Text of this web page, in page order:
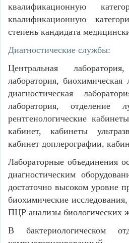
квалификационную
квалификационную
степень кандидата
Диагностические службы:
Центральная лаборатория,
лаборатория, биохимическая
диагностическая
лаборатория, отделение
рентгенологические
кабинет, кабинеты
кабинет доплерографии,
Лабораторные объединения
диагностическим
достаточно высоком уровне
биохимические
ПЦР анализы биологических
В бактериологическом